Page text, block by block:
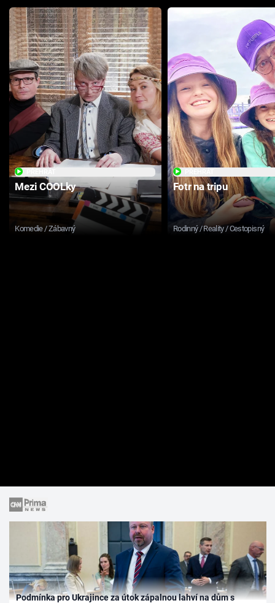
Mezi COOLky
Komedie / Zábavný
Fotr na tripu
Rodinný / Reality / Cestopisný
Podmínka pro Ukrajince za útok zápalnou lahví na dům s